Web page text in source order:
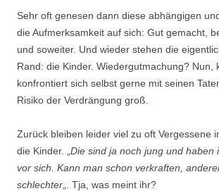
Sehr oft genesen dann diese abhängigen
die Aufmerksamkeit auf sich: Gut gemacht,
und soweiter. Und wieder stehen die
Rand: die Kinder. Wiedergutmachung? Nun,
konfrontiert sich selbst gerne mit seinen
Risiko der Verdrängung groß.
Zurück bleiben leider viel zu oft Vergessene
die Kinder. „ Die sind ja noch jung und haben
vor sich. Kann man schon verkraften,
schlechter „. Tja, was meint ihr?